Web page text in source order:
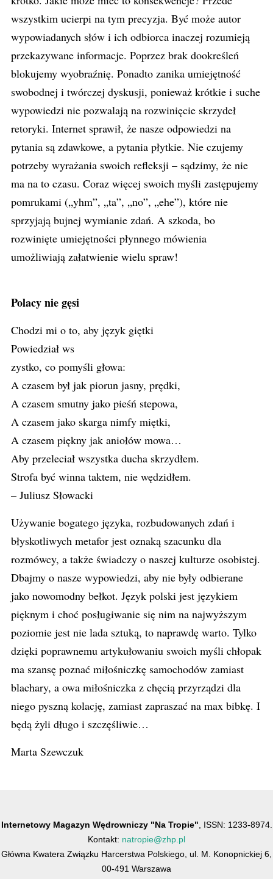
wszystkim ucierpi na tym precyzja. Być może autor
wypowiadanych słów i ich odbiorca inaczej rozumieją
przekazywane informacje. Poprzez brak dookreśleń
blokujemy wyobraźnię. Ponadto zanika umiejętność
swobodnej i twórczej dyskusji, ponieważ krótkie i suche
wypowiedzi nie pozwalają na rozwinięcie skrzydeł
retoryki. Internet sprawił, że nasze odpowiedzi na
pytania są zdawkowe, a pytania płytkie. Nie czujemy
potrzeby wyrażania swoich refleksji – sądzimy, że nie
ma na to czasu. Coraz więcej swoich myśli zastępujemy
pomrukami („yhm”, „ta”, „no”, „ehe”), które nie
sprzyjają bujnej wymianie zdań. A szkoda, bo
rozwinięte umiejętności płynnego mówienia
umożliwiają załatwienie wielu spraw!
Polacy nie gęsi
Chodzi mi o to, aby język giętki
Powiedział ws
zystko, co pomyśli głowa:
A czasem był jak piorun jasny, prędki,
A czasem smutny jako pieśń stepowa,
A czasem jako skarga nimfy miętki,
A czasem piękny jak aniołów mowa…
Aby przeleciał wszystka ducha skrzydłem.
Strofa być winna taktem, nie wędzidłem.
– Juliusz Słowacki
Używanie bogatego języka, rozbudowanych zdań i
błyskotliwych metafor jest oznaką szacunku dla
rozmówcy, a także świadczy o naszej kulturze osobistej.
Dbajmy o nasze wypowiedzi, aby nie były odbierane
jako nowomodny bełkot. Język polski jest językiem
pięknym i choć posługiwanie się nim na najwyższym
poziomie jest nie lada sztuką, to naprawdę warto. Tylko
dzięki poprawnemu artykułowaniu swoich myśli chłopak
ma szansę poznać miłośniczkę samochodów zamiast
blachary, a owa miłośniczka z chęcią przyrządzi dla
niego pyszną kolację, zamiast zapraszać na max bibkę. I
będą żyli długo i szczęśliwie…
Marta Szewczuk
Internetowy Magazyn Wędrowniczy "Na Tropie" , ISSN: 1233-8974.
Kontakt: natropie@zhp.pl
Główna Kwatera Związku Harcerstwa Polskiego, ul. M. Konopnickiej 6,
00-491 Warszawa